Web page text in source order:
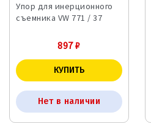
Упор для инерционного
съемника VW 771 / 37
897₽
Нет в наличии